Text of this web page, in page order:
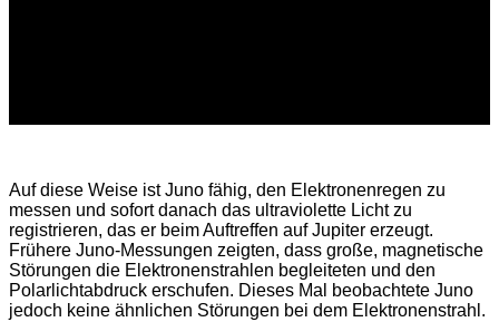
Auf diese Weise ist Juno fähig, den Elektronenregen zu
messen und sofort danach das ultraviolette Licht zu
registrieren, das er beim Auftreffen auf Jupiter erzeugt.
Frühere Juno-Messungen zeigten, dass große, magnetische
Störungen die Elektronenstrahlen begleiteten und den
Polarlichtabdruck erschufen. Dieses Mal beobachtete Juno
jedoch keine ähnlichen Störungen bei dem Elektronenstrahl.